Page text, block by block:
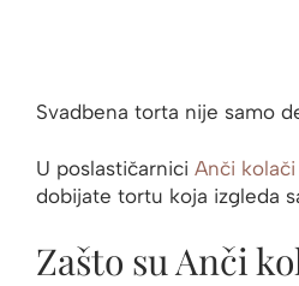
Svadbena torta nije samo
U poslastičarnici Anči kolači
dobijate tortu koja izgleda
Zašto su Anči